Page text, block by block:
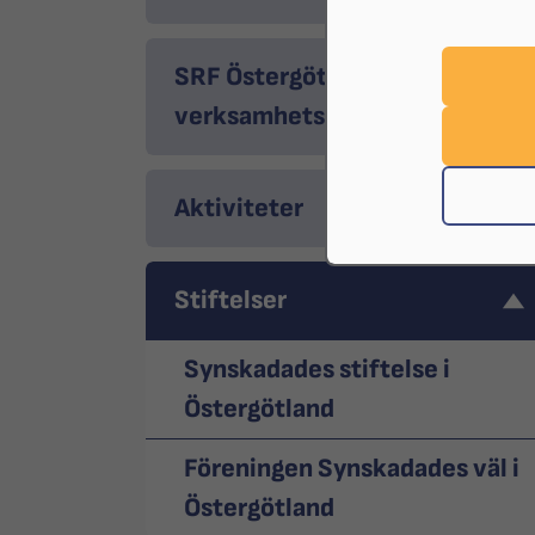
SRF Östergötlands
verksamhetsplan 2026
Aktiviteter
Stiftelser
Synskadades stiftelse i
Östergötland
Föreningen Synskadades väl i
Östergötland